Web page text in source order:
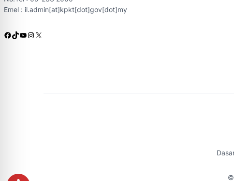
Emel : il.admin[at]kpkt[dot]gov[dot]my
Facebook TikTok YouTube Instagram X
©